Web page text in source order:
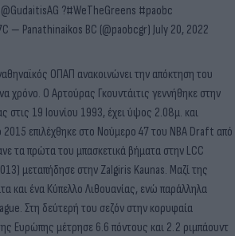
@GudaitisAG ?#WeTheGreens #paobc
— Panathinaikos BC (@paobcgr) July 20, 2022
ΟΠΑΠ ανακοινώνει την απόκτηση του
χρόνο. Ο Αρτούρας Γκουντάιτις γεννήθηκε στην
στις 19 Ιουνίου 1993, έχει ύψος 2.08μ. και
2015 επιλέχθηκε στο Νούμερο 47 του NBA Draft από
τα πρώτα του μπασκετικά βήματα στην LCC
μεταπήδησε στην Zalgiris Kaunas. Μαζί της
και ένα Κύπελλο Λιθουανίας, ενώ παράλληλα
Στη δεύτερή του σεζόν στην κορυφαία
Ευρώπης μέτρησε 6.6 πόντους και 2.2 ριμπάουντ